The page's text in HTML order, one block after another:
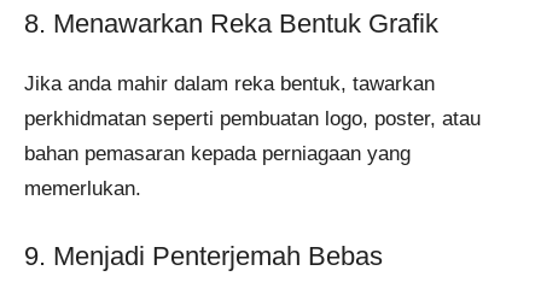
8. Menawarkan Reka Bentuk Grafik
Jika anda mahir dalam reka bentuk, tawarkan
perkhidmatan seperti pembuatan logo, poster, atau
bahan pemasaran kepada perniagaan yang
memerlukan.
9. Menjadi Penterjemah Bebas